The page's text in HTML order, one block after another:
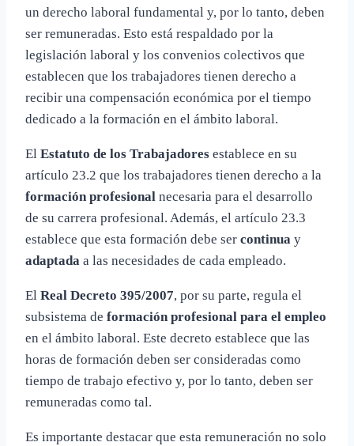
un derecho laboral fundamental y, por lo tanto, deben
ser remuneradas. Esto está respaldado por la
legislación laboral y los convenios colectivos que
establecen que los trabajadores tienen derecho a
recibir una compensación económica por el tiempo
dedicado a la formación en el ámbito laboral.
El Estatuto de los Trabajadores establece en su
artículo 23.2 que los trabajadores tienen derecho a la
formación profesional necesaria para el desarrollo
de su carrera profesional. Además, el artículo 23.3
establece que esta formación debe ser continua y
adaptada a las necesidades de cada empleado.
El Real Decreto 395/2007, por su parte, regula el
subsistema de formación profesional para el empleo
en el ámbito laboral. Este decreto establece que las
horas de formación deben ser consideradas como
tiempo de trabajo efectivo y, por lo tanto, deben ser
remuneradas como tal.
Es importante destacar que esta remuneración no solo